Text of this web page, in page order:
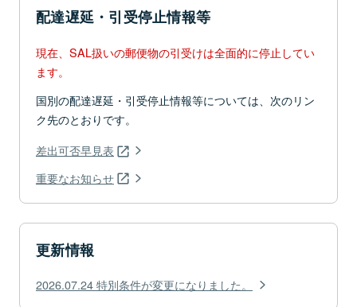
配達遅延・引受停止情報等
現在、SAL扱いの郵便物の引受けは全面的に停止してい
ます。
国別の配達遅延・引受停止情報等については、次のリン
ク先のとおりです。
差出可否早見表
重要なお知らせ
更新情報
2026.07.24 特別条件が変更になりました。